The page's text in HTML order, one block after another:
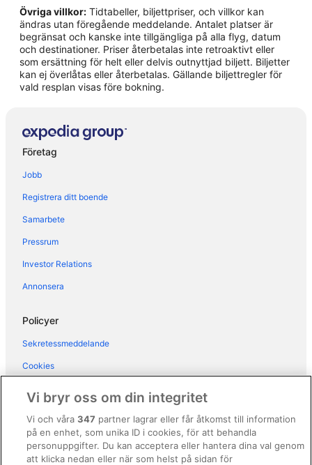
Övriga villkor: Tidtabeller, biljettpriser, och villkor kan
ändras utan föregående meddelande. Antalet platser är
begränsat och kanske inte tillgängliga på alla flyg, datum
och destinationer. Priser återbetalas inte retroaktivt eller
som ersättning för helt eller delvis outnyttjad biljett. Biljetter
kan ej överlåtas eller återbetalas. Gällande biljettregler för
vald resplan visas före bokning.
Företag
Jobb
Registrera ditt boende
Samarbete
Pressrum
Investor Relations
Annonsera
Policyer
Sekretessmeddelande
Cookies
Regler och villkor för Vrbo
Tillgänglighetsanpassning
Vi bryr oss om din integritet
Vi och våra347 partner lagrar eller får åtkomst till information
på en enhet, som unika ID i cookies, för att behandla
personuppgifter. Du kan acceptera eller hantera dina val genom
att klicka nedan eller när som helst på sidan för